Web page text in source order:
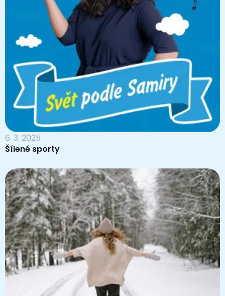
6. 3. 2025
Šílené sporty